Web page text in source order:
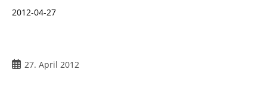
2012-04-27
Beitrag
27. April 2012